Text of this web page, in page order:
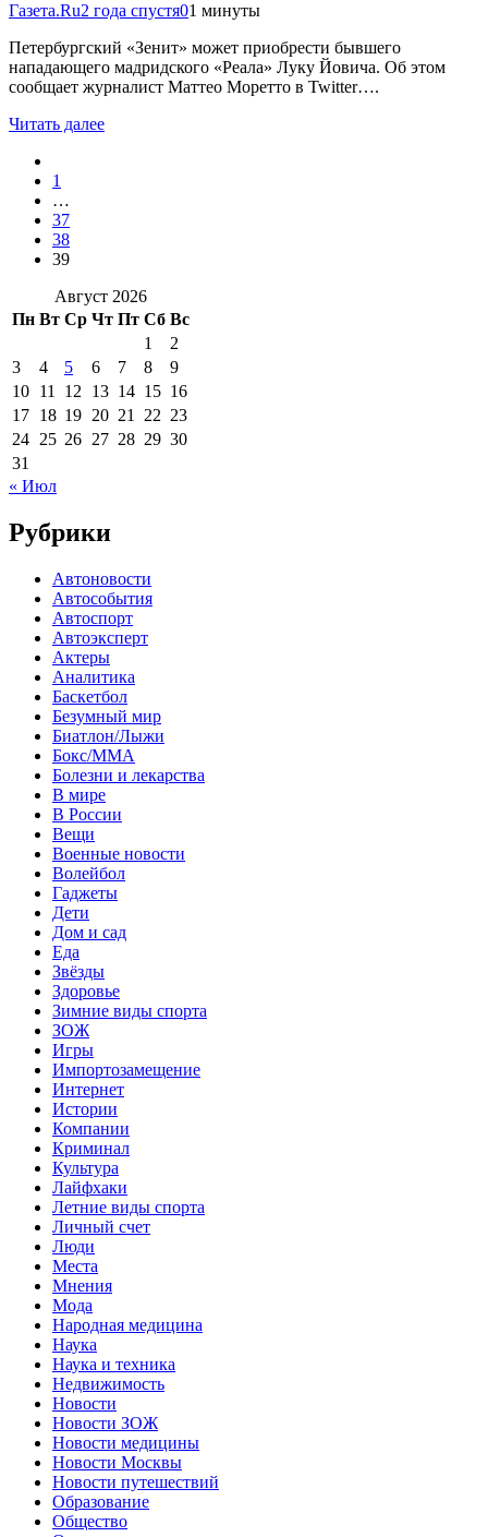
Газета.Ru2 года спустя01 минуты
Петербургский «Зенит» может приобрести бывшего
нападающего мадридского «Реала» Луку Йовича. Об этом
сообщает журналист Маттео Моретто в Twitter….
Читать далее
1
…
37
38
39
Август 2026
Пн Вт Ср Чт Пт Сб Вс
1
2
3
4 5 6 7 8
9
10 11 12 13 14 15 16
17 18 19 20 21 22 23
24 25 26 27 28 29 30
31
« Июл
Рубрики
Автоновости
Автособытия
Автоспорт
Автоэксперт
Актеры
Аналитика
Баскетбол
Безумный мир
Биатлон/Лыжи
Бокс/MMA
Болезни и лекарства
В мире
В России
Вещи
Военные новости
Волейбол
Гаджеты
Дети
Дом и сад
Еда
Звёзды
Здоровье
Зимние виды спорта
ЗОЖ
Игры
Импортозамещение
Интернет
Истории
Компании
Криминал
Культура
Лайфхаки
Летние виды спорта
Личный счет
Люди
Места
Мнения
Мода
Народная медицина
Наука
Наука и техника
Недвижимость
Новости
Новости ЗОЖ
Новости медицины
Новости Москвы
Новости путешествий
Образование
Общество